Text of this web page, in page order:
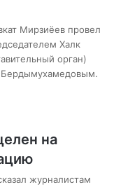
Мирзиёев провел
Халк
орган)
Бердымухамедовым.
на
журналистам